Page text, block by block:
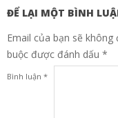
ĐỂ LẠI MỘT BÌNH
Email của bạn sẽ
buộc được đánh dấu *
Bình luận *